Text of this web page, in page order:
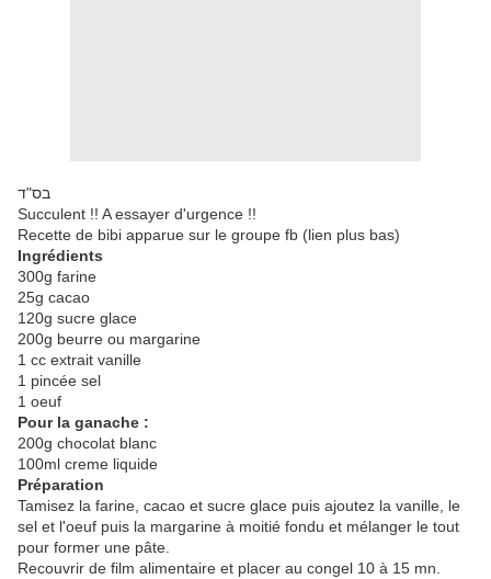
בס"ד
Succulent !! A essayer d'urgence !!
Recette de bibi apparue sur le groupe fb (lien plus bas)
Ingrédients
300g farine
25g cacao
120g sucre glace
200g beurre ou margarine
1 cc extrait vanille
1 pincée sel
1 oeuf
Pour la ganache :
200g chocolat blanc
100ml creme liquide
Préparation
Tamisez la farine, cacao et sucre glace puis ajoutez la vanille, le
sel et l'oeuf puis la margarine à moitié fondu et mélanger le tout
pour former une pâte.
Recouvrir de film alimentaire et placer au congel 10 à 15 mn.